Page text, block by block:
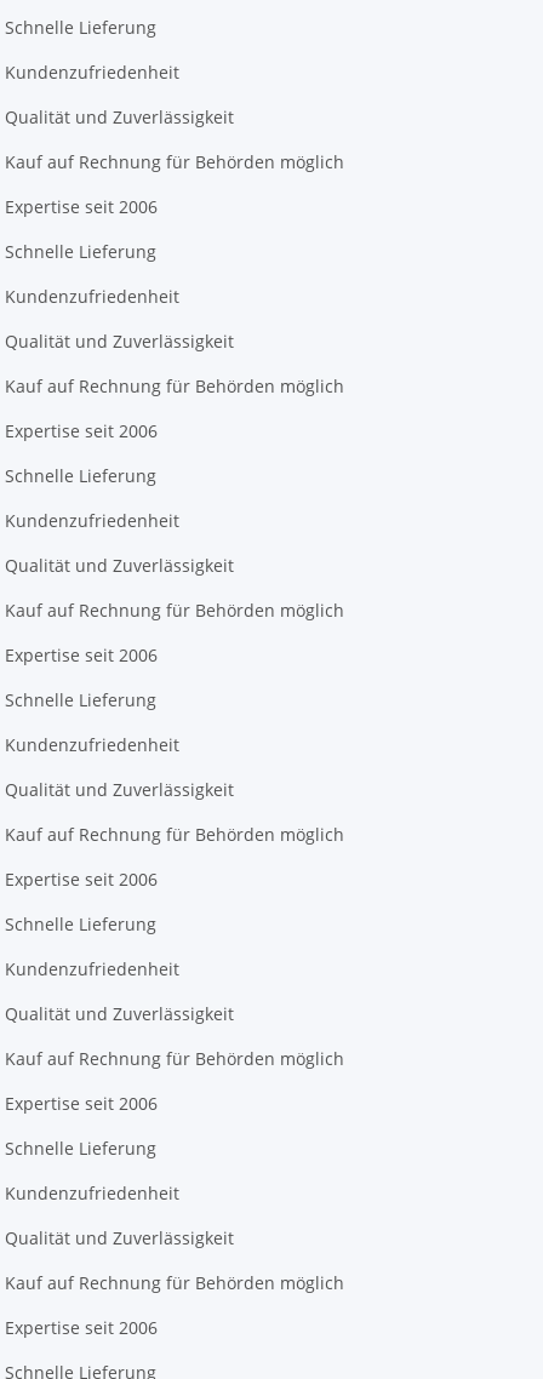
Schnelle Lieferung
Kundenzufriedenheit
Qualität und Zuverlässigkeit
Kauf auf Rechnung für Behörden möglich
Expertise seit 2006
Schnelle Lieferung
Kundenzufriedenheit
Qualität und Zuverlässigkeit
Kauf auf Rechnung für Behörden möglich
Expertise seit 2006
Schnelle Lieferung
Kundenzufriedenheit
Qualität und Zuverlässigkeit
Kauf auf Rechnung für Behörden möglich
Expertise seit 2006
Schnelle Lieferung
Kundenzufriedenheit
Qualität und Zuverlässigkeit
Kauf auf Rechnung für Behörden möglich
Expertise seit 2006
Schnelle Lieferung
Kundenzufriedenheit
Qualität und Zuverlässigkeit
Kauf auf Rechnung für Behörden möglich
Expertise seit 2006
Schnelle Lieferung
Kundenzufriedenheit
Qualität und Zuverlässigkeit
Kauf auf Rechnung für Behörden möglich
Expertise seit 2006
Schnelle Lieferung